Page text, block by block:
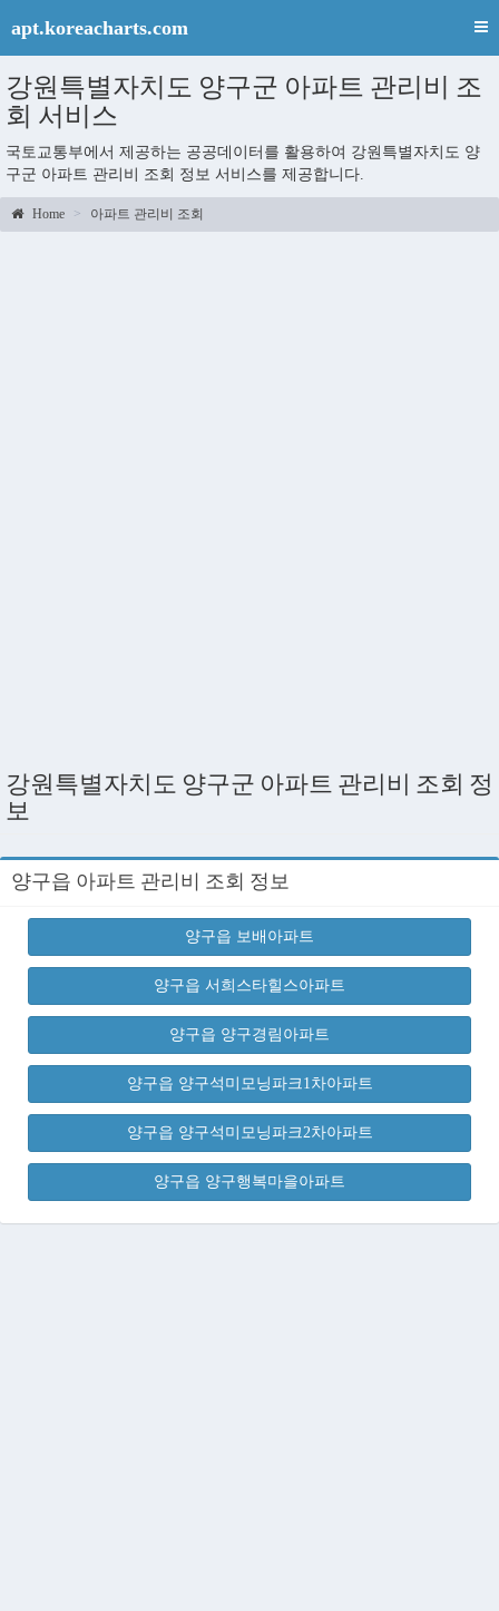
apt.koreacharts.com
강원특별자치도 양구군 아파트 관리비 조
회 서비스
국토교통부에서 제공하는 공공데이터를 활용하여 강원특별자치도 양
구군 아파트 관리비 조회 정보 서비스를 제공합니다.
Home 아파트 관리비 조회
강원특별자치도 양구군 아파트 관리비 조회 정
보
양구읍 아파트 관리비 조회 정보
양구읍 보배아파트
양구읍 서희스타힐스아파트
양구읍 양구경림아파트
양구읍 양구석미모닝파크1차아파트
양구읍 양구석미모닝파크2차아파트
양구읍 양구행복마을아파트